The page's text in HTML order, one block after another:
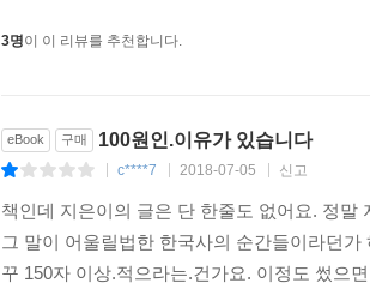
3명이 이 리뷰를 추천합니다.
eBook 구매 100원인.이유가 있습니다
c****7 2018-07-05 신고
책인데 지은이의 글은 단 한줄도 없어요. 정
그 말이 어울릴법한 한국사의 순간들이라던
꾸 150자 이상.적으라는.건가요. 이정도 썼으